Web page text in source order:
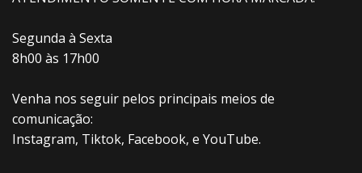
Segunda à Sexta
8h00 às 17h00
Venha nos seguir pelos principais meios de
comunicação:
Instagram, Tiktok, Facebook, e YouTube.